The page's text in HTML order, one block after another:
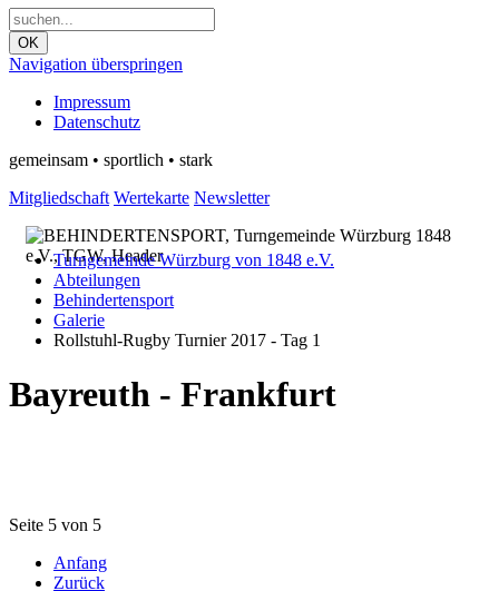
OK
Navigation überspringen
Impressum
Datenschutz
gemeinsam • sportlich • stark
Mitgliedschaft Wertekarte Newsletter
Turngemeinde Würzburg von 1848 e.V.
Abteilungen
Behindertensport
Galerie
Rollstuhl-Rugby Turnier 2017 - Tag 1
Bayreuth - Frankfurt
Seite 5 von 5
Anfang
Zurück